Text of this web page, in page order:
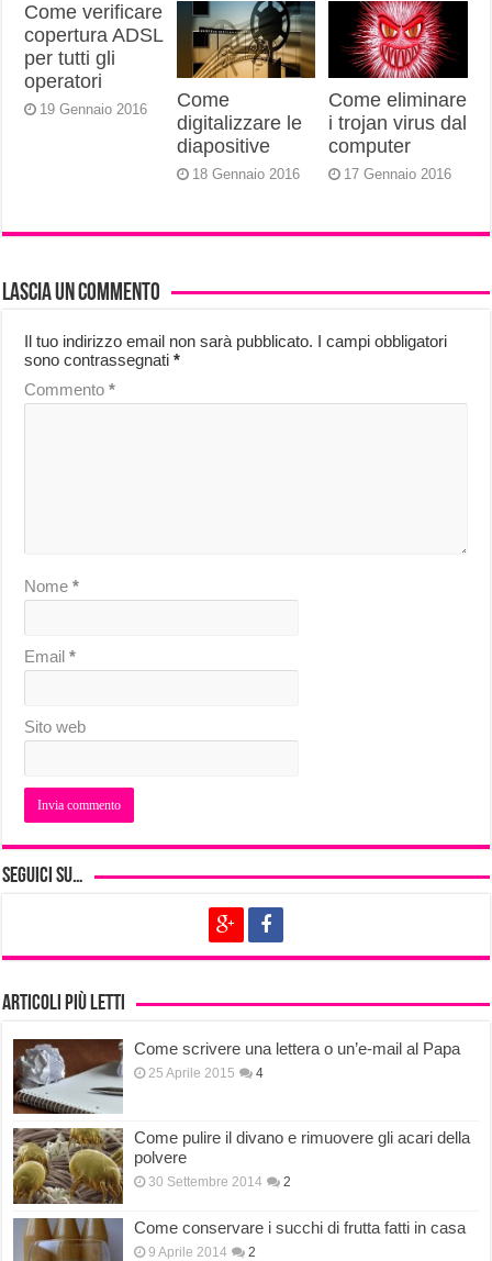
Come verificare
copertura ADSL
per tutti gli
operatori
19 Gennaio 2016
Come
digitalizzare le
diapositive
18 Gennaio 2016
Come eliminare
i trojan virus dal
computer
17 Gennaio 2016
Lascia un commento
Il tuo indirizzo email non sarà pubblicato. I campi obbligatori
sono contrassegnati*
Commento*
Nome*
Email*
Sito web
Seguici su…
Articoli più letti
Come scrivere una lettera o un’e-mail al Papa
25 Aprile 2015 4
Come pulire il divano e rimuovere gli acari della
polvere
30 Settembre 2014 2
Come conservare i succhi di frutta fatti in casa
9 Aprile 2014 2